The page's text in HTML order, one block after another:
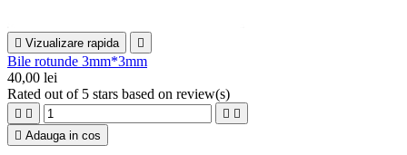
 Vizualizare rapida 
Bile rotunde 3mm*3mm
40,00 lei
Rated out of 5 stars based on review(s)
   
 Adauga in cos